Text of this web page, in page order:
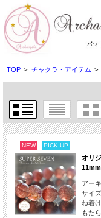
TOP > チャクラ・アイテム >
NEW PICK UP
オリ
11mm
アー
サイ
ね着
もた